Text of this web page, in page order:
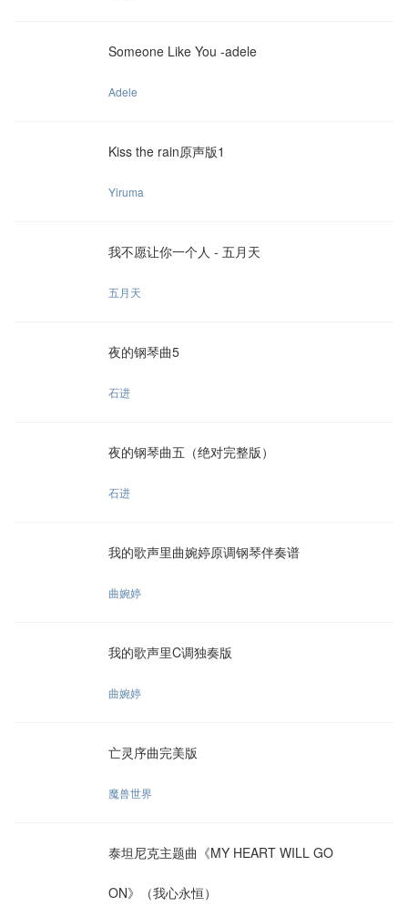
Someone Like You -adele
Adele
Kiss the rain原声版1
Yiruma
我不愿让你一个人 - 五月天
五月天
夜的钢琴曲5
石进
夜的钢琴曲五（绝对完整版）
石进
我的歌声里曲婉婷原调钢琴伴奏谱
曲婉婷
我的歌声里C调独奏版
曲婉婷
亡灵序曲完美版
魔兽世界
泰坦尼克主题曲《MY HEART WILL GO
ON》（我心永恒）